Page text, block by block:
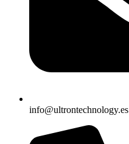
info@ultrontechnology.es